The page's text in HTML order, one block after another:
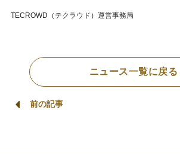
TECROWD（テクラウド）運営事務局
前の記事
ニュース一覧に戻る